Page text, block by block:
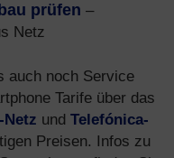
prüfen –
Netz
auch noch Service
Tarife über das
Netz und Telefónica-
Preisen. Infos zu